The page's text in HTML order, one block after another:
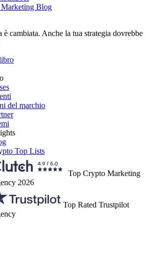
Blog
è cambiata. Anche la tua strategia dovrebbe
del marchio
Top Lists
Top Crypto Marketing
2026
Top Rated Trustpilot